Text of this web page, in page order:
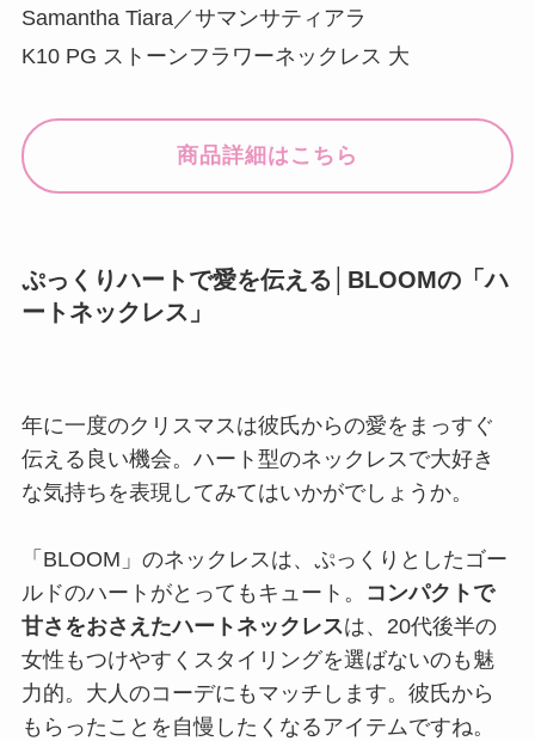
Samantha Tiara／サマンサティアラ
K10 PG ストーンフラワーネックレス 大
商品詳細はこちら
ぷっくりハートで愛を伝える│BLOOMの「ハ
ートネックレス」
年に一度のクリスマスは彼氏からの愛をまっすぐ
伝える良い機会。ハート型のネックレスで大好き
な気持ちを表現してみてはいかがでしょうか。
「BLOOM」のネックレスは、ぷっくりとしたゴー
ルドのハートがとってもキュート。
コンパクトで
甘さをおさえたハートネックレスは、20代後半の
女性もつけやすくスタイリングを選ばないのも魅
力的。大人のコーデにもマッチします。彼氏から
もらったことを自慢したくなるアイテムですね。